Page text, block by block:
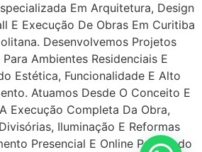
Em Arquitetura, Design
E Execução De Obras Em Curitiba
Desenvolvemos Projetos
Ambientes Residenciais E
Estética, Funcionalidade E Alto
Atuamos Desde O Conceito E
Execução Completa Da Obra,
Iluminação E Reformas
Presencial E Online Para Todo